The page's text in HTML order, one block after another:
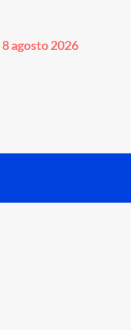
8 agosto 2026